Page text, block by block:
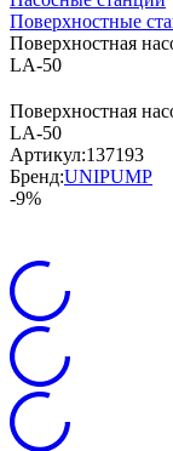
Поверхностные
Поверхностная
LA-50
Поверхностная
LA-50
Артикул:137193
Бренд:UNIPUMP
-9%